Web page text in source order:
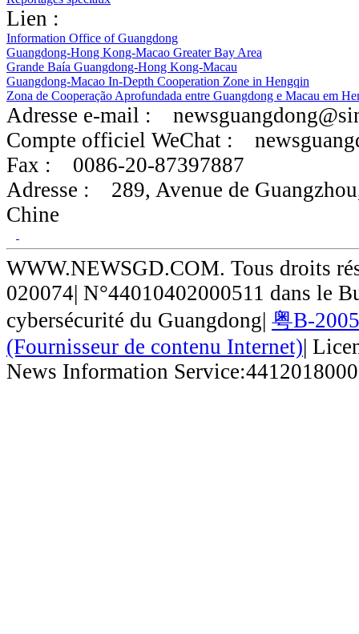
Lien :
Information Office of Guangdong
Guangdong-Hong Kong-Macao Greater Bay Area
Grande Baía Guangdong-Hong Kong-Macau
Guangdong-Macao In-Depth Cooperation Zone in Hengqin
Zona de Cooperação Aprofundada entre Guangdong e Macau em
Adresse e-mail :
Compte officiel WeChat :
Fax :
0086-20-87397887
Adresse :
289, Avenue de
Chine
WWW.NEWSGD.COM. Tous droits
020074| N°44010402000511 dans le
cybersécurité du Guangdong| 粤B-
(Fournisseur de contenu Internet)|
News Information